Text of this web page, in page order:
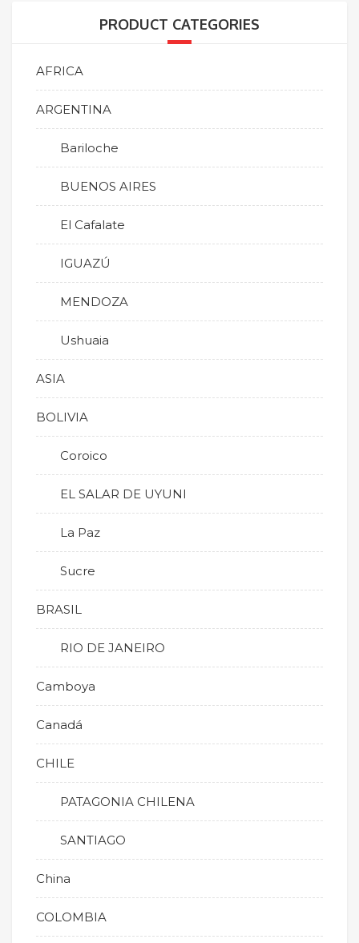
PRODUCT CATEGORIES
AFRICA
ARGENTINA
Bariloche
BUENOS AIRES
El Cafalate
IGUAZÚ
MENDOZA
Ushuaia
ASIA
BOLIVIA
Coroico
EL SALAR DE UYUNI
La Paz
Sucre
BRASIL
RIO DE JANEIRO
Camboya
Canadá
CHILE
PATAGONIA CHILENA
SANTIAGO
China
COLOMBIA